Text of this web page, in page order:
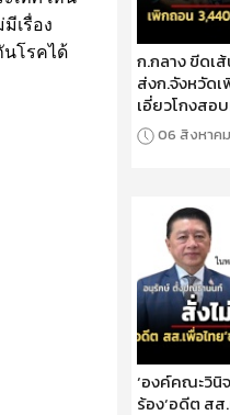
เรื่อง
โรคได้
ก.กลาง ขีดเส้
ส่งก.จังหวัด
เอี่ยวโกงสอ
06 สิงหาค
‘องค์คณะวินิ
ร้อง‘อดีต ส